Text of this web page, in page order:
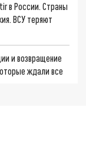
в России. Страны
ВСУ теряют
и возвращение
ждали все